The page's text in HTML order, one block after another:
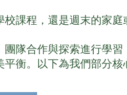
課程，還是週末的家庭
隊合作與探索進行學習
衡。以下為我們部分核